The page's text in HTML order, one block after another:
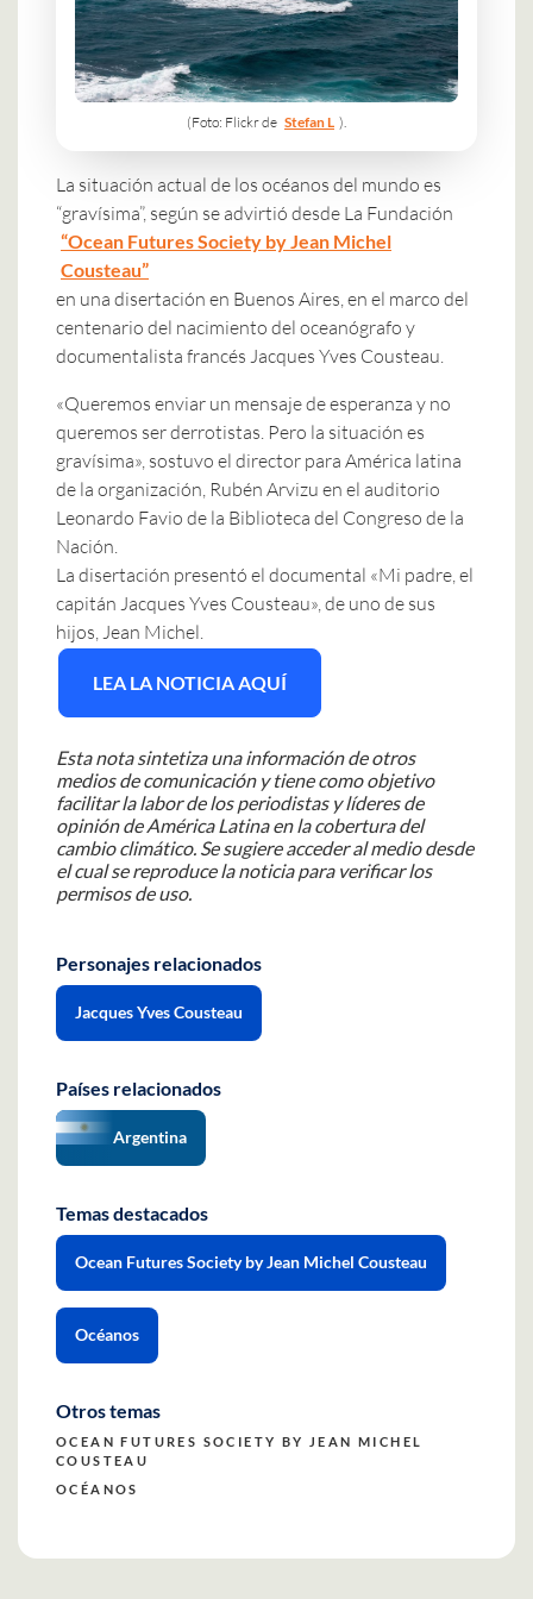
(Foto: Flickr de Stefan L ).
La situación actual de los océanos del mundo es
“gravísima”, según se advirtió desde La Fundación
“Ocean Futures Society by Jean Michel
Cousteau”
en una disertación en Buenos Aires, en el marco del
centenario del nacimiento del oceanógrafo y
documentalista francés Jacques Yves Cousteau.
«Queremos enviar un mensaje de esperanza y no
queremos ser derrotistas. Pero la situación es
gravísima», sostuvo el director para América latina
de la organización, Rubén Arvizu en el auditorio
Leonardo Favio de la Biblioteca del Congreso de la
Nación.
La disertación presentó el documental «Mi padre, el
capitán Jacques Yves Cousteau», de uno de sus
hijos, Jean Michel.
LEA LA NOTICIA AQUÍ
Esta nota sintetiza una información de otros
medios de comunicación y tiene como objetivo
facilitar la labor de los periodistas y líderes de
opinión de América Latina en la cobertura del
cambio climático. Se sugiere acceder al medio desde
el cual se reproduce la noticia para verificar los
permisos de uso.
Personajes relacionados
Jacques Yves Cousteau
Países relacionados
Argentina
Temas destacados
Ocean Futures Society by Jean Michel Cousteau
Océanos
Otros temas
OCEAN FUTURES SOCIETY BY JEAN MICHEL
COUSTEAU
OCÉANOS